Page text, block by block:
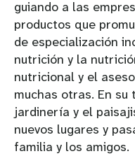
guiando a las
productos que
de especialización
nutrición y la
nutricional y el
muchas otras. En
jardinería y el
nuevos lugares y
familia y los amigos.